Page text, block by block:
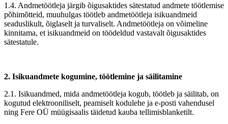
1.4. Andmetöötleja järgib õigusaktides sätestatud andmete töötlemise
põhimõtteid, muuhulgas töötleb andmetöötleja isikuandmeid
seaduslikult, õiglaselt ja turvaliselt. Andmetöötleja on võimeline
kinnitama, et isikuandmeid on töödeldud vastavalt õigusaktides
sätestatule.
2. Isikuandmete kogumine, töötlemine ja säilitamine
2.1. Isikuandmed, mida andmetöötleja kogub, töötleb ja säilitab, on
kogutud elektrooniliselt, peamiselt kodulehe ja e-posti vahendusel
ning Fere OÜ müügisaalis täidetud kauba tellimisblanketilt.